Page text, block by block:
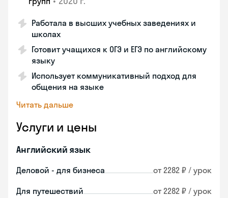
Работала в высших учебных заведениях и
школах
Готовит учащихся к ОГЭ и ЕГЭ по английскому
языку
Использует коммуникативный подход для
общения на языке
Читать дальше
Услуги и цены
Английский язык
Деловой - для бизнеса от 2282 ₽ / урок
Для путешествий от 2282 ₽ / урок